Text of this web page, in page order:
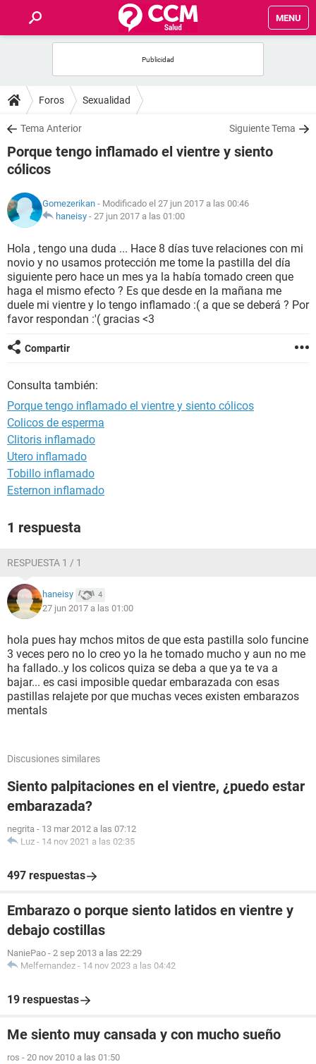
MENU
FOROS
SALUD
FAMILIA
NUTRICIÓN
SEXUALIDAD
GLOSARIO
Foros Sexualidad
Tema Anterior Siguiente Tema
Porque tengo inflamado el vientre y siento
cólicos
Gomezerikan - Modificado el 27 jun 2017 a las 00:46
haneisy - 27 jun 2017 a las 01:00
Hola , tengo una duda ... Hace 8 días tuve relaciones con mi
novio y no usamos protección me tome la pastilla del día
siguiente pero hace un mes ya la había tomado creen que
haga el mismo efecto ? Es que desde en la mañana me
duele mi vientre y lo tengo inflamado :( a que se deberá ? Por
favor respondan :'( gracias <3
Compartir
Consulta también:
Porque tengo inflamado el vientre y siento cólicos
Colicos de esperma
Clitoris inflamado
Utero inflamado
Tobillo inflamado
Esternon inflamado
1 respuesta
RESPUESTA 1 / 1
haneisy 4
27 jun 2017 a las 01:00
hola pues hay mchos mitos de que esta pastilla solo funcine
3 veces pero no lo creo yo la he tomado mucho y aun no me
ha fallado..y los colicos quiza se deba a que ya te va a
bajar... es casi imposible quedar embarazada con esas
pastillas relajete por que muchas veces existen embarazos
mentals
Discusiones similares
Siento palpitaciones en el vientre, ¿puedo estar
embarazada?
negrita - 13 mar 2012 a las 07:12
Luz - 14 nov 2021 a las 02:35
497 respuestas
Embarazo o porque siento latidos en vientre y
debajo costillas
NaniePao - 2 sep 2013 a las 22:29
Melfernandez - 14 nov 2023 a las 04:42
19 respuestas
Me siento muy cansada y con mucho sueño
ros - 20 nov 2010 a las 01:50